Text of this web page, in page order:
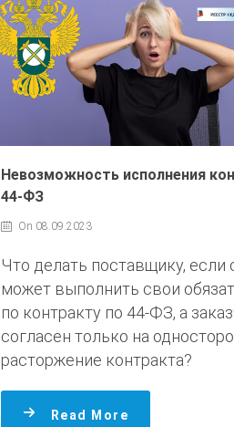
Невозможность исполнения
44-ФЗ
On 08.09.2023
Что делать поставщику, если
может выполнить свои
по контракту по 44‑ФЗ, а
согласен только на
расторжение контракта?
Read More